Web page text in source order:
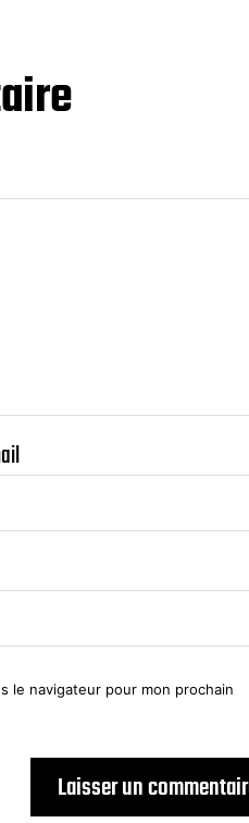
le navigateur pour mon prochain